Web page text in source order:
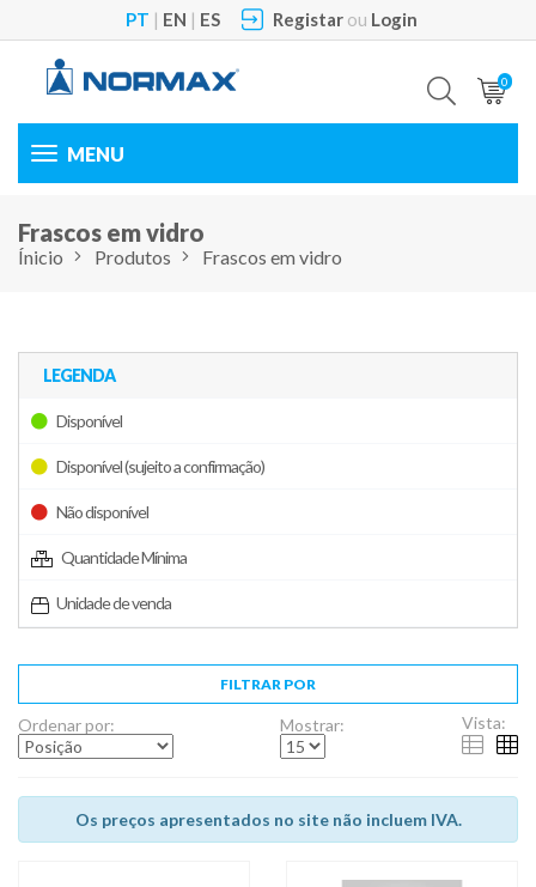
PT | EN | ES Registarou Login
0
Toggle
Frascos em vidro
Ínicio Produtos Frascos em vidro
LEGENDA
Disponível
Disponível (sujeito a confirmação)
Não disponível
Quantidade Mínima
Unidade de venda
FILTRAR POR
Ordenar por: Mostrar: Vista:
Os preços apresentados no site não incluem IVA.